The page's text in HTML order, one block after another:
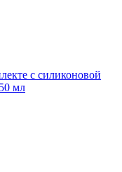
с силиконовой
мл